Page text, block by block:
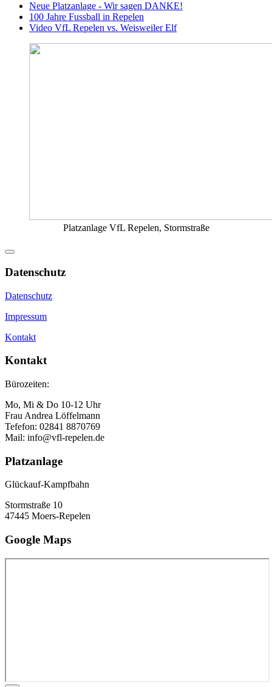
Neue Platzanlage - Wir sagen DANKE!
100 Jahre Fussball in Repelen
Video VfL Repelen vs. Weisweiler Elf
Platzanlage VfL Repelen, Stormstraße
Datenschutz
Datenschutz
Impressum
Kontakt
Kontakt
Bürozeiten:
Mo, Mi & Do 10-12 Uhr
Frau Andrea Löffelmann
Tefefon: 02841 8870769
Mail: info@vfl-repelen.de
Platzanlage
Glückauf-Kampfbahn
Stormstraße 10
47445 Moers-Repelen
Google Maps